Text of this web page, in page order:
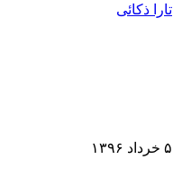
تارا ذکائی
۵ خرداد ۱۳۹۶